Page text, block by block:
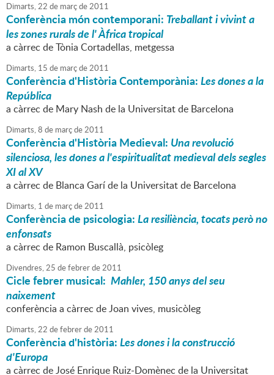
Dimarts,22 de marçde2011
Conferència món contemporani: Treballant i vivint a
les zones rurals de l' Àfrica tropical
a càrrec de Tònia Cortadellas, metgessa
Dimarts, 15 de marçde2011
Conferència d'Història Contemporània:Les dones a la
República
a càrrec de Mary Nash de la Universitat de Barcelona
Dimarts,8 de marçde2011
Conferència d'Història Medieval: Una revolució
silenciosa, les dones a l'espiritualitat medieval dels segles
XI al XV
a càrrec de Blanca Garí de la Universitat de Barcelona
Dimarts, 1 de marçde2011
Conferència de psicologia:La resiliència, tocats però no
enfonsats
a càrrec de Ramon Buscallà, psicòleg
Divendres,25 defebrerde2011
Cicle febrer musical: Mahler, 150 anys del seu
naixement
conferència a càrrec de Joan vives, musicòleg
Dimarts,22 defebrerde2011
Conferència d'història:Les dones i la construcció
d'Europa
a càrrec de José Enrique Ruiz-Domènec de la Universitat